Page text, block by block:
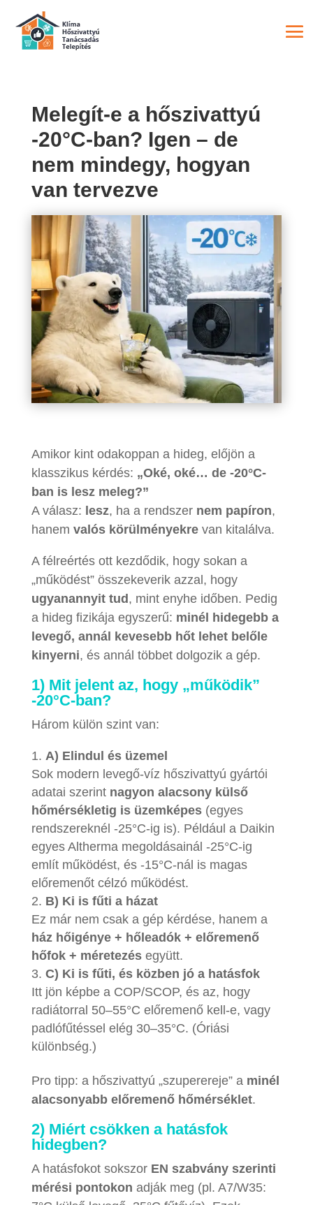
Melegít-e a hőszivattyú
-20°C-ban? Igen – de
nem mindegy, hogyan
van tervezve
Amikor kint odakoppan a hideg, előjön a
klasszikus kérdés: „Oké, oké… de -20°C-
ban is lesz meleg?”
A válasz: lesz, ha a rendszer nem papíron,
hanem valós körülményekrevan kitalálva.
A félreértés ott kezdődik, hogy sokan a
„működést” összekeverik azzal, hogy
ugyanannyit tud, mint enyhe időben. Pedig
a hideg fizikája egyszerű: minél hidegebb a
levegő, annál kevesebb hőt lehet belőle
kinyerni, és annál többet dolgozik a gép.
1) Mit jelent az, hogy „működik”
-20°C-ban?
Három külön szint van:
A) Elindul és üzemel
Sok modern levegő-víz hőszivattyú gyártói
adatai szerint nagyon alacsony külső
hőmérsékletig is üzemképes(egyes
rendszereknél -25°C-ig is). Például a Daikin
egyes Altherma megoldásainál -25°C-ig
említ működést, és -15°C-nál is magas
előremenőt célzó működést.
B) Ki is fűti a házat
Ez már nem csak a gép kérdése, hanem a
ház hőigénye + hőleadók + előremenő
hőfok + méretezésegyütt.
C) Ki is fűti, és közben jó a hatásfok
Itt jön képbe a COP/SCOP, és az, hogy
radiátorral 50–55°C előremenő kell-e, vagy
padlófűtéssel elég 30–35°C. (Óriási
különbség.)
Pro tipp: a hőszivattyú „szuperereje” a minél
alacsonyabb előremenő hőmérséklet.
2) Miért csökken a hatásfok
hidegben?
A hatásfokot sokszor EN szabvány szerinti
mérési pontokon adják meg (pl. A7/W35: